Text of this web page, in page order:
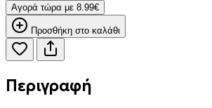
Aγορά τώρα με 8.99€
Προσθήκη στο καλάθι
Περιγραφή